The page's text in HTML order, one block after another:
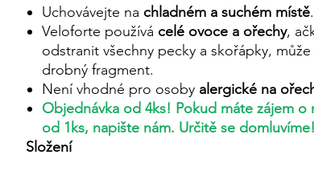
Uchovávejte na chladném a suchém místě.
Veloforte používá celé ovoce a ořechy,
odstranit všechny pecky a skořápky,
drobný fragment.
Není vhodné pro osoby alergické na
Objednávka od 4ks! Pokud máte zájem o
od 1ks, napište nám. Určitě se domluvíme!
Složení